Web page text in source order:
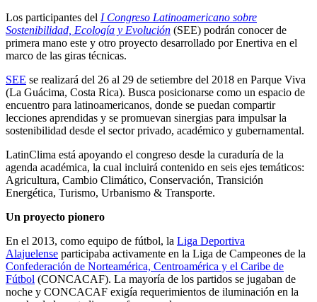
Los participantes del I Congreso Latinoamericano sobre
Sostenibilidad, Ecología y Evolución (SEE) podrán conocer de
primera mano este y otro proyecto desarrollado por Enertiva en el
marco de las giras técnicas.
SEE se realizará del 26 al 29 de setiembre del 2018 en Parque Viva
(La Guácima, Costa Rica). Busca posicionarse como un espacio de
encuentro para latinoamericanos, donde se puedan compartir
lecciones aprendidas y se promuevan sinergias para impulsar la
sostenibilidad desde el sector privado, académico y gubernamental.
LatinClima está apoyando el congreso desde la curaduría de la
agenda académica, la cual incluirá contenido en seis ejes temáticos:
Agricultura, Cambio Climático, Conservación, Transición
Energética, Turismo, Urbanismo & Transporte.
Un proyecto pionero
En el 2013, como equipo de fútbol, la Liga Deportiva
Alajuelense participaba activamente en la Liga de Campeones de la
Confederación de Norteamérica, Centroamérica y el Caribe de
Fútbol (CONCACAF). La mayoría de los partidos se jugaban de
noche y CONCACAF exigía requerimientos de iluminación en la